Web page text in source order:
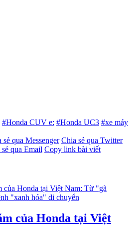
#Honda CUV e: #Honda UC3 #xe máy
sẻ qua Messenger Chia sẻ qua Twitter
qua Email Copy link bài viết
của Honda tại Việt